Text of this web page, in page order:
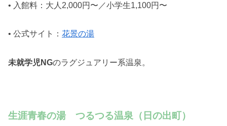
• 入館料：大人2,000円〜／小学生1,100円〜
• 公式サイト： 花景の湯
未就学児NGのラグジュアリー系温泉。
生涯青春の湯 つるつる温泉（日の出町）